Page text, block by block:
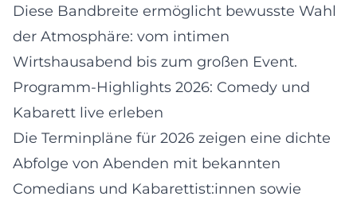
Diese Bandbreite ermöglicht bewusste Wahl
der Atmosphäre: vom intimen
Wirtshausabend bis zum großen Event.
Programm-Highlights 2026: Comedy und
Kabarett live erleben
Die Terminpläne für 2026 zeigen eine dichte
Abfolge von Abenden mit bekannten
Comedians und Kabarettist:innen sowie